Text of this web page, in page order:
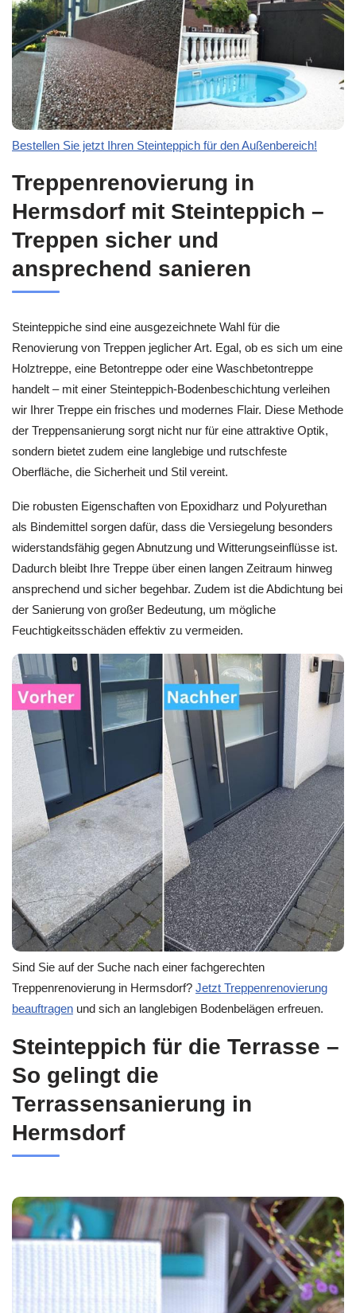
Bestellen Sie jetzt Ihren Steinteppich für den Außenbereich!
Treppenrenovierung in
Hermsdorf mit Steinteppich –
Treppen sicher und
ansprechend sanieren
Steinteppiche sind eine ausgezeichnete Wahl für die
Renovierung von Treppen jeglicher Art. Egal, ob es sich um eine
Holztreppe, eine Betontreppe oder eine Waschbetontreppe
handelt – mit einer Steinteppich-Bodenbeschichtung verleihen
wir Ihrer Treppe ein frisches und modernes Flair. Diese Methode
der Treppensanierung sorgt nicht nur für eine attraktive Optik,
sondern bietet zudem eine langlebige und rutschfeste
Oberfläche, die Sicherheit und Stil vereint.
Die robusten Eigenschaften von Epoxidharz und Polyurethan
als Bindemittel sorgen dafür, dass die Versiegelung besonders
widerstandsfähig gegen Abnutzung und Witterungseinflüsse ist.
Dadurch bleibt Ihre Treppe über einen langen Zeitraum hinweg
ansprechend und sicher begehbar. Zudem ist die Abdichtung bei
der Sanierung von großer Bedeutung, um mögliche
Feuchtigkeitsschäden effektiv zu vermeiden.
Sind Sie auf der Suche nach einer fachgerechten
Treppenrenovierung in Hermsdorf? Jetzt Treppenrenovierung
beauftragen und sich an langlebigen Bodenbelägen erfreuen.
Steinteppich für die Terrasse –
So gelingt die
Terrassensanierung in
Hermsdorf